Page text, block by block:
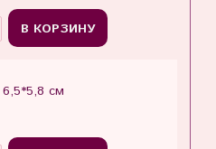
В КОРЗИНУ
см